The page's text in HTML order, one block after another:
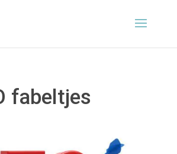
fabeltjes